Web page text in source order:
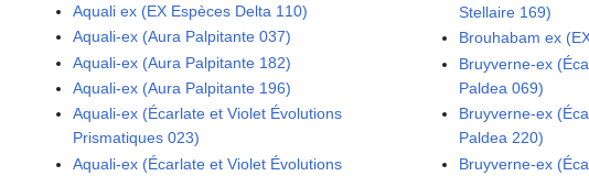
Aquali ex (EX Espèces Delta 110)
Aquali-ex (Aura Palpitante 037)
Aquali-ex (Aura Palpitante 182)
Aquali-ex (Aura Palpitante 196)
Aquali-ex (Écarlate et Violet Évolutions
Prismatiques 023)
Aquali-ex (Écarlate et Violet Évolutions
Stellaire 169)
Brouhabam ex
Bruyverne-ex
Paldea 069)
Bruyverne-ex
Paldea 220)
Bruyverne-ex